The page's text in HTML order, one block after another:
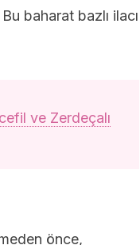
baharat bazlı ilacı
ve Zerdeçalı
önce,